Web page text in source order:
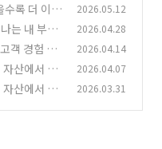
수록 더 이용
2026.05.12
는 내 부모
2026.04.28
객 경험 설
2026.04.14
산에서 투
2026.04.07
산에서 투
2026.03.31